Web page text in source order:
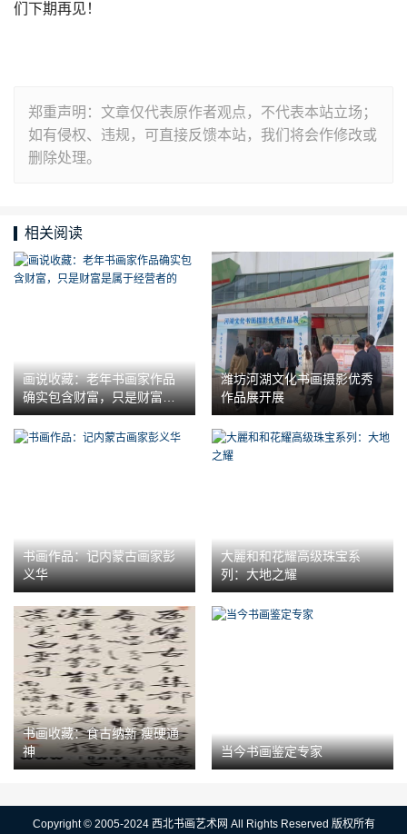
们下期再见！
郑重声明：文章仅代表原作者观点，不代表本站立场；
如有侵权、违规，可直接反馈本站，我们将会作修改或
删除处理。
相关阅读
画说收藏：老年书画家作品
确实包含财富，只是财富是
属于经营者的
潍坊河湖文化书画摄影优秀
作品展开展
书画作品：记内蒙古画家彭
义华
大麗和和花耀高级珠宝系
列：大地之耀
书画收藏：食古纳新 瘦硬通
神
当今书画鉴定专家
Copyright © 2005-2024 西北书画艺术网 All Rights Reserved 版权所有